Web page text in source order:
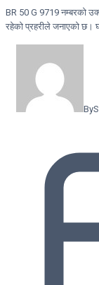
BR 50 G 9719 नम्बरको
रहेको प्रहरीले जनाएको छ।
By